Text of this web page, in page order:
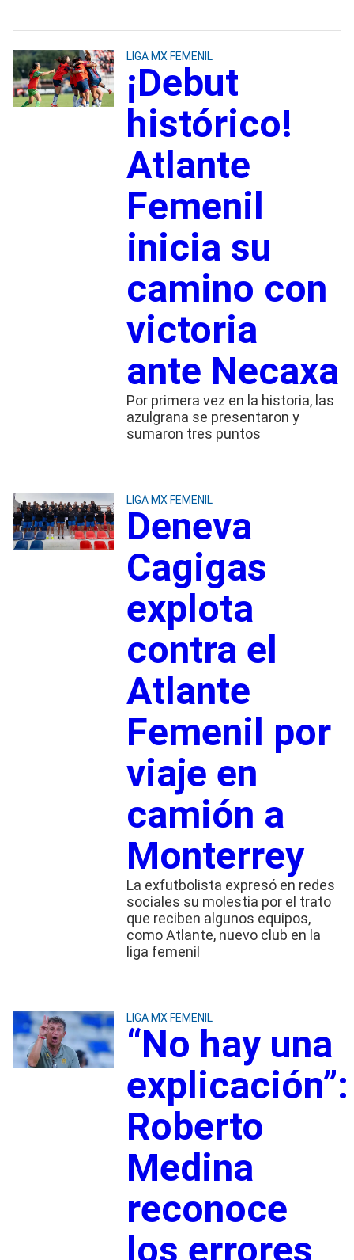
LIGA MX FEMENIL
¡Debut
histórico!
Atlante
Femenil
inicia su
camino con
victoria
ante Necaxa
Por primera vez en la historia, las
azulgrana se presentaron y
sumaron tres puntos
LIGA MX FEMENIL
Deneva
Cagigas
explota
contra el
Atlante
Femenil por
viaje en
camión a
Monterrey
La exfutbolista expresó en redes
sociales su molestia por el trato
que reciben algunos equipos,
como Atlante, nuevo club en la
liga femenil
LIGA MX FEMENIL
“No hay una
explicación”:
Roberto
Medina
reconoce
los errores